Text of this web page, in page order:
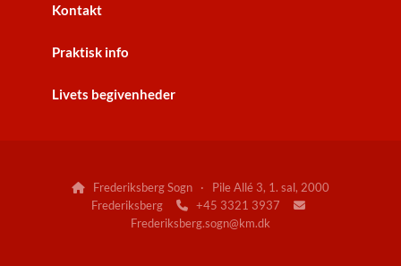
Kontakt
Praktisk info
Livets begivenheder

Frederiksberg Sogn · Pile Allé 3, 1. sal, 2000
Frederiksberg
+45 3321 3937 
Frederiksberg.sogn@km.dk